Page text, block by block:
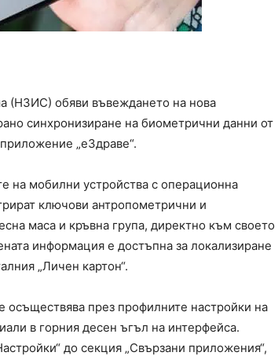
(НЗИС) обяви въвеждането на нова
синхронизиране на биометрични данни от
„еЗдраве“.
на мобилни устройства с операционна
ключови антропометрични и
маса и кръвна група, директно към своето
информация е достъпна за локализиране
„Личен картон“.
осъществява през профилните настройки на
в горния десен ъгъл на интерфейса.
до секция „Свързани приложения“,